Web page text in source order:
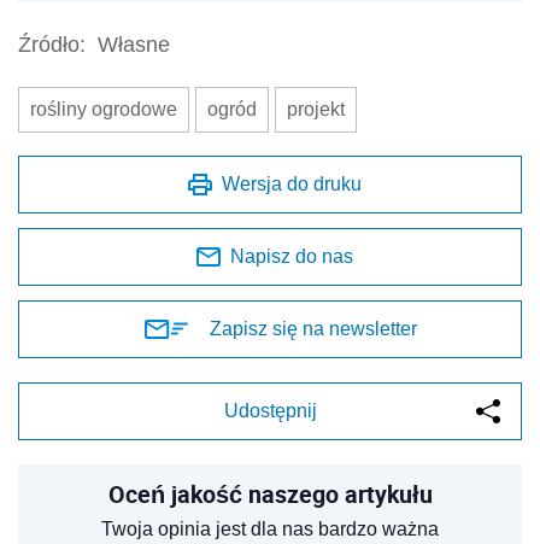
Źródło: Własne
rośliny ogrodowe ogród projekt
Wersja do druku
Napisz do nas
Zapisz się na newsletter
Udostępnij
Oceń jakość naszego artykułu
Twoja opinia jest dla nas bardzo ważna